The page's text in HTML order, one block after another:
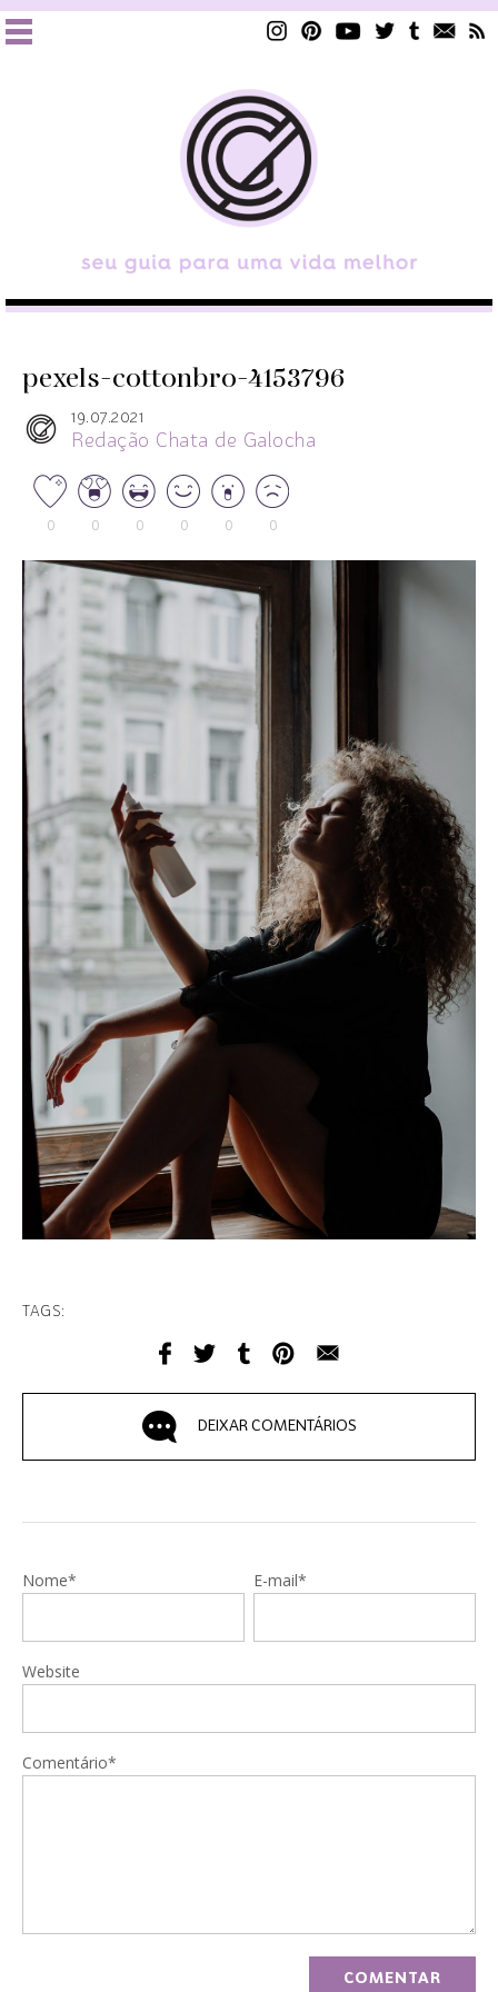
pexels-cottonbro-4153796
19.07.2021
Redação Chata de Galocha
0 0 0 0 0 0
TAGS:
DEIXAR COMENTÁRIOS
Nome* E-mail*
Website
Comentário*